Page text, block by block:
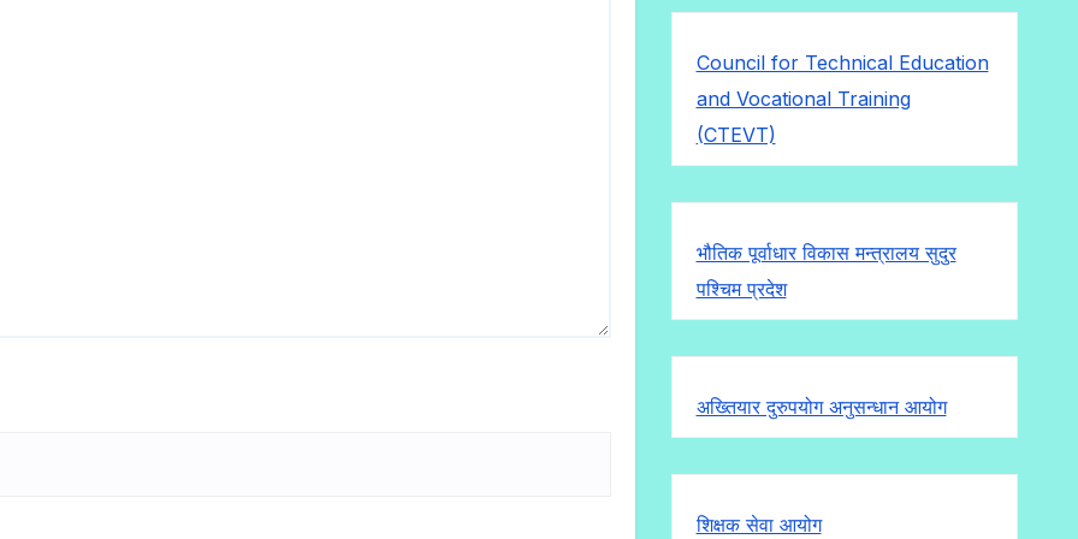
Council for Technical Education
and Vocational Training
(CTEVT)
भौतिक पूर्वाधार विकास मन्त्रालय सुदुर
पश्चिम प्रदेश
अख्तियार दुरुपयोग अनुसन्धान आयोग
शिक्षक सेवा आयोग